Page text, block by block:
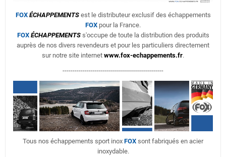
FOX ÉCHAPPEMENTSest le distributeur exclusif des échappements
FOX pour la France.
FOX ÉCHAPPEMENTSs'occupe de toute la distribution des produits
auprès de nos divers revendeurs et pour les particuliers directement
sur notre site internet www.fox-echappements.fr.
--------------------------------------------------
Tous nos échappements sport inox FOX sont fabriqués en acier
inoxydable.